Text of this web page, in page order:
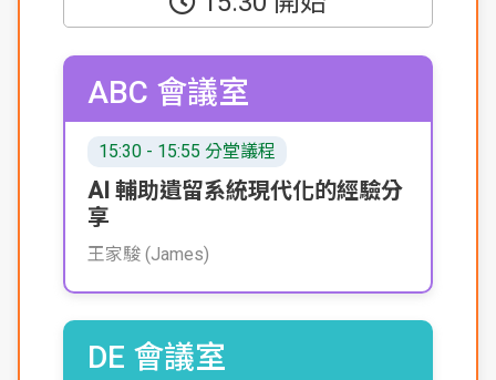
ABC 會議室
15:30 - 15:55 分堂議程
AI 輔助遺留系統現代化的經驗分
享
王家駿 (James)
DE 會議室